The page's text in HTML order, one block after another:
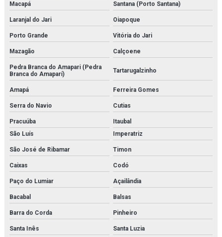
Trocador de calor brasado
Trocador de calor a placas
Valvula balanceadora
Válvula de controle de pressão
Válvula de controle de temperatura
Válvula independente de pressão
Válvula proporcional
Variador de frequência
Vlt danfoss
Macapá
Santana (Porto Santana)
Laranjal do Jari Oiapoque
Porto Grande Vitória do Jari
Mazagão Calçoene
Pedra Branca do Amapari (Pedra
Branca do Amaparí)
Tartarugalzinho
Amapá Ferreira Gomes
Serra do Navio Cutias
Pracuúba
Itaubal
São Luís
Imperatriz
São José de Ribamar Timon
Caixas Codó
Paço do Lumiar Açailândia
Bacabal Balsas
Barra do Corda Pinheiro
Santa Inês Santa Luzia